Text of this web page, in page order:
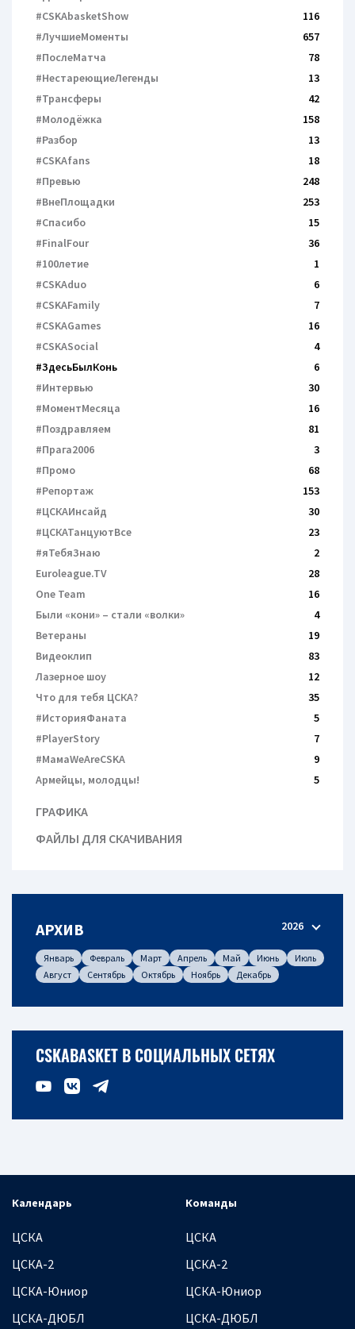
#CSKAbasketShow
116
#ЛучшиеМоменты
657
#ПослеМатча
78
#НестареющиеЛегенды
13
#Трансферы
42
#Молодёжка
158
#Разбор
13
#CSKAfans
18
#Превью
248
#ВнеПлощадки
253
#Спасибо
15
#FinalFour
36
#100летие
1
#CSKAduo
6
#CSKAFamily
7
#CSKAGames
16
#CSKASocial
4
#ЗдесьБылКонь
6
#Интервью
30
#МоментМесяца
16
#Поздравляем
81
#Прага2006
3
#Промо
68
#Репортаж
153
#ЦСКАИнсайд
30
#ЦСКАТанцуютВсе
23
#яТебяЗнаю
2
Euroleague.TV
28
One Team
16
Были «кони» – cтали «волки»
4
Ветераны
19
Видеоклип
83
Лазерное шоу
12
Что для тебя ЦСКА?
35
#ИсторияФаната
5
#PlayerStory
7
#МамаWeAreCSKA
9
Армейцы, молодцы!
5
ГРАФИКА
ФАЙЛЫ ДЛЯ СКАЧИВАНИЯ
АРХИВ 2026
Январь Февраль Март Апрель Май Июнь
Июль
Август
Сентябрь Октябрь Ноябрь Декабрь
CSKABASKET В СОЦИАЛЬНЫХ СЕТЯХ
Календарь
ЦСКА
ЦСКА-2
ЦСКА-Юниор
ЦСКА-ДЮБЛ
Команды
ЦСКА
ЦСКА-2
ЦСКА-Юниор
ЦСКА-ДЮБЛ